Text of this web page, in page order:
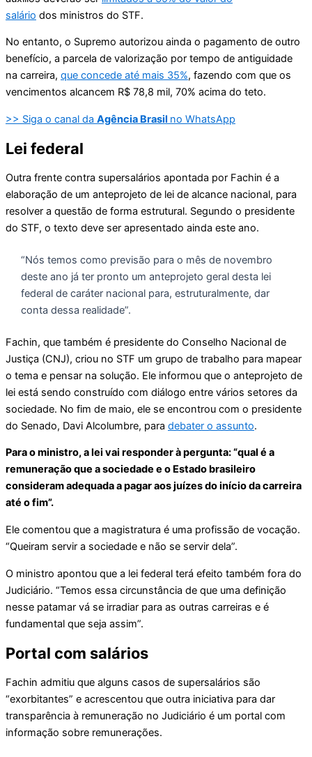
salário dos ministros do STF.
No entanto, o Supremo autorizou ainda o pagamento de outro
benefício, a parcela de valorização por tempo de antiguidade
na carreira, que concede até mais 35%, fazendo com que os
vencimentos alcancem R$ 78,8 mil, 70% acima do teto.
>> Siga o canal da Agência Brasil no WhatsApp
Lei federal
Outra frente contra supersalários apontada por Fachin é a
elaboração de um anteprojeto de lei de alcance nacional, para
resolver a questão de forma estrutural. Segundo o presidente
do STF, o texto deve ser apresentado ainda este ano.
“Nós temos como previsão para o mês de novembro
deste ano já ter pronto um anteprojeto geral desta lei
federal de caráter nacional para, estruturalmente, dar
conta dessa realidade”.
Fachin, que também é presidente do Conselho Nacional de
Justiça (CNJ), criou no STF um grupo de trabalho para mapear
o tema e pensar na solução. Ele informou que o anteprojeto de
lei está sendo construído com diálogo entre vários setores da
sociedade. No fim de maio, ele se encontrou com o presidente
do Senado, Davi Alcolumbre, para debater o assunto.
Para o ministro, a lei vai responder à pergunta: “qual é a
remuneração que a sociedade e o Estado brasileiro
consideram adequada a pagar aos juízes do início da carreira
até o fim”.
Ele comentou que a magistratura é uma profissão de vocação.
“Queiram servir a sociedade e não se servir dela”.
O ministro apontou que a lei federal terá efeito também fora do
Judiciário. “Temos essa circunstância de que uma definição
nesse patamar vá se irradiar para as outras carreiras e é
fundamental que seja assim”.
Portal com salários
Fachin admitiu que alguns casos de supersalários são
“exorbitantes” e acrescentou que outra iniciativa para dar
transparência à remuneração no Judiciário é um portal com
informação sobre remunerações.